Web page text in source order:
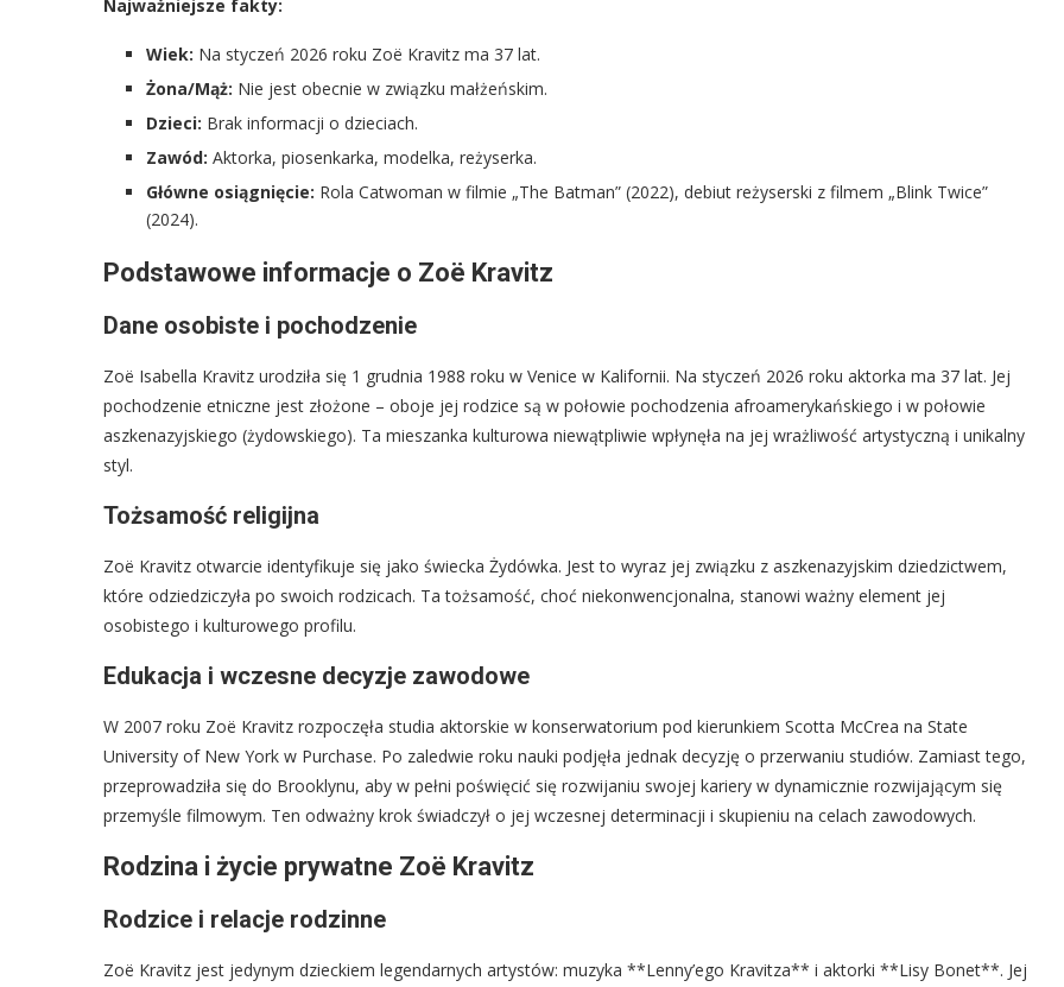
Najważniejsze fakty:
Wiek: Na styczeń 2026 roku Zoë Kravitz ma 37 lat.
Żona/Mąż: Nie jest obecnie w związku małżeńskim.
Dzieci: Brak informacji o dzieciach.
Zawód: Aktorka, piosenkarka, modelka, reżyserka.
Główne osiągnięcie: Rola Catwoman w filmie „The Batman” (2022), debiut reżyserski z filmem „Blink Twice”
(2024).
Podstawowe informacje o Zoë Kravitz
Dane osobiste i pochodzenie
Zoë Isabella Kravitz urodziła się 1 grudnia 1988 roku w Venice w Kalifornii. Na styczeń 2026 roku aktorka ma 37 lat. Jej
pochodzenie etniczne jest złożone – oboje jej rodzice są w połowie pochodzenia afroamerykańskiego i w połowie
aszkenazyjskiego (żydowskiego). Ta mieszanka kulturowa niewątpliwie wpłynęła na jej wrażliwość artystyczną i unikalny
styl.
Tożsamość religijna
Zoë Kravitz otwarcie identyfikuje się jako świecka Żydówka. Jest to wyraz jej związku z aszkenazyjskim dziedzictwem,
które odziedziczyła po swoich rodzicach. Ta tożsamość, choć niekonwencjonalna, stanowi ważny element jej
osobistego i kulturowego profilu.
Edukacja i wczesne decyzje zawodowe
W 2007 roku Zoë Kravitz rozpoczęła studia aktorskie w konserwatorium pod kierunkiem Scotta McCrea na State
University of New York w Purchase. Po zaledwie roku nauki podjęła jednak decyzję o przerwaniu studiów. Zamiast tego,
przeprowadziła się do Brooklynu, aby w pełni poświęcić się rozwijaniu swojej kariery w dynamicznie rozwijającym się
przemyśle filmowym. Ten odważny krok świadczył o jej wczesnej determinacji i skupieniu na celach zawodowych.
Rodzina i życie prywatne Zoë Kravitz
Rodzice i relacje rodzinne
Zoë Kravitz jest jedynym dzieckiem legendarnych artystów: muzyka **Lenny’ego Kravitza** i aktorki **Lisy Bonet**. Jej